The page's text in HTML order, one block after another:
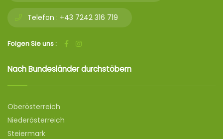
Telefon : +43 7242 316 719
Folgen Sie uns :
Nach Bundesländer durchstöbern
Oberösterreich
Niederösterreich
Steiermark